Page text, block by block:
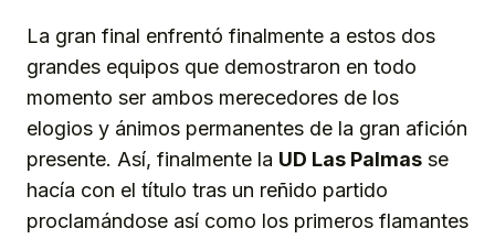
La gran final enfrentó finalmente a estos dos
grandes equipos que demostraron en todo
momento ser ambos merecedores de los
elogios y ánimos permanentes de la gran afición
presente. Así, finalmente la UD Las Palmas se
hacía con el título tras un reñido partido
proclamándose así como los primeros flamantes